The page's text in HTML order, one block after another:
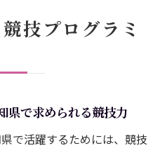
ステムエンジニアの難易
に与える影響を分析
ア採用で問われる競技経
技プログラミ
県で求められる競技力
で活躍するためには、競技